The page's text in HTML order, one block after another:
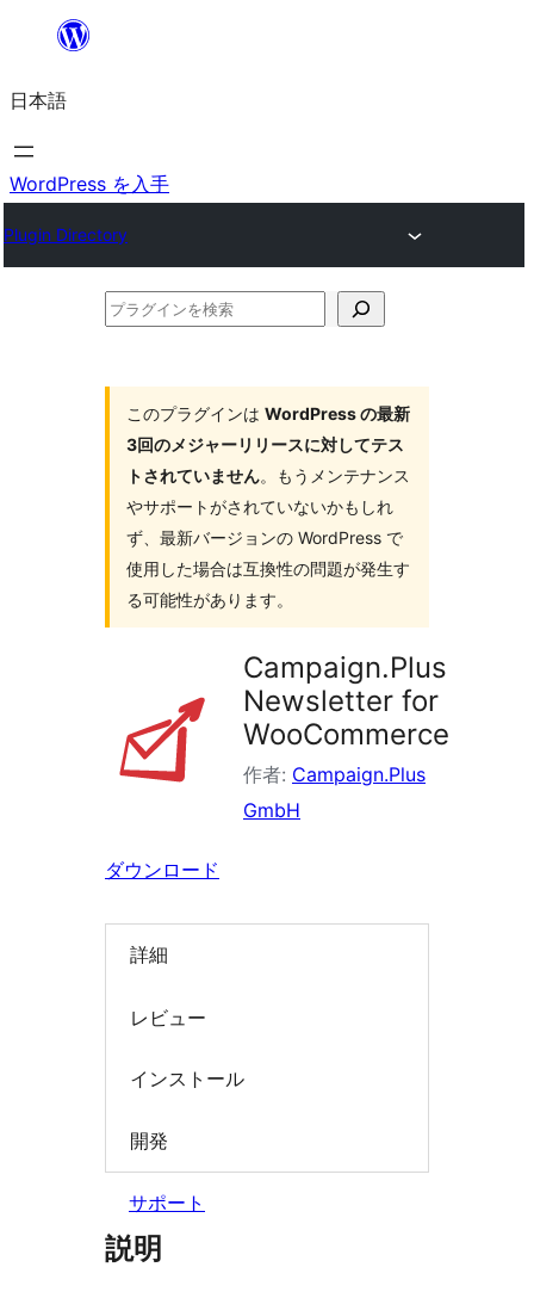
を
ス
キ
プ
日本語
WordPress を入手
Plugin Directory
プ
このプラグインは WordPress の最新
3回のメジャーリリースに対してテス
トされていません。もうメンテナンス
やサポートがされていないかもしれ
ず、最新バージョンの WordPress で
使用した場合は互換性の問題が発生す
る可能性があります。
Campaign.Plus
Newsletter for
WooCommerce
作者: Campaign.Plus
GmbH
ダウンロード
詳細
レビュー
インストール
開発
サポート
説明